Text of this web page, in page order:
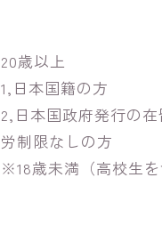
20歳以上
1,日本国籍の方
2,日本国政府発行の
労制限なしの方
※18歳未満（高校生を